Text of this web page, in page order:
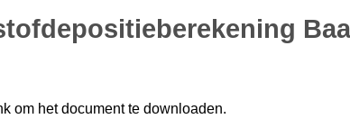
om het document te downloaden.